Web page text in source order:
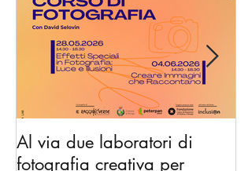
Al via due laboratori di
fotografia creativa per